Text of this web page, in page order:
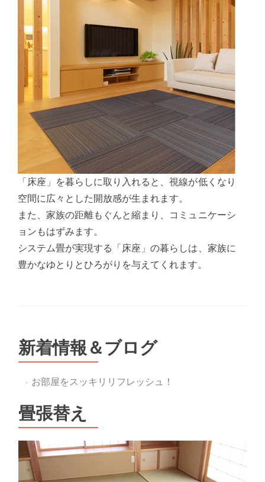
「床座」を暮らしに取り入れると、視線が低くなり
空間に広々とした開放感が生まれます。
また、家族の距離もぐんと縮まり、コミュニケーシ
ョンもはずみます。
システム畳が実現する「床座」の暮らしは、家族に
豊かなゆとりとひろがりを与えてくれます。
新着情報＆ブログ
お部屋をスッキリリフレッシュ！
畳張替え